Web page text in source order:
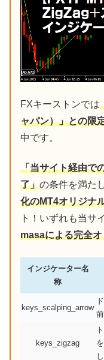
FXキーストンでは
ャパン）」との限
中です。
「当サイト経由で
了」の条件を満た
化のMT4オリジナ
ト！いずれも当サ
masaによる完全
インジケーター名
称
keys_scalping_arrow
keys_zigzag